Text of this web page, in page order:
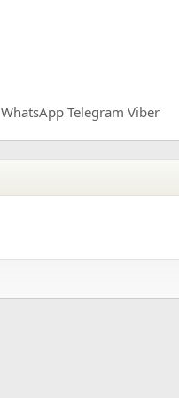
WhatsApp Telegram Viber